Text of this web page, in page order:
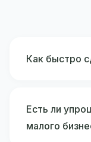
Как быстро
Есть ли
малого